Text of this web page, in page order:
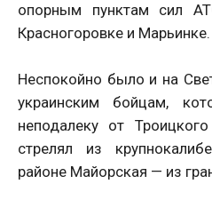
опорным пунктам сил
Красногоровке и Марьинке.
Неспокойно было и на
украинским бойцам,
неподалеку от
стрелял из
районе Майорская — из